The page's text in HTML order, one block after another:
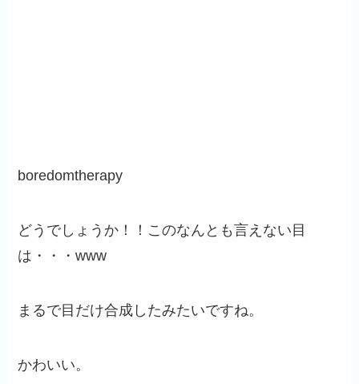
boredomtherapy
どうでしょうか！！このなんとも言えない目
は・・・www
まるで目だけ合成したみたいですね。
かわいい。